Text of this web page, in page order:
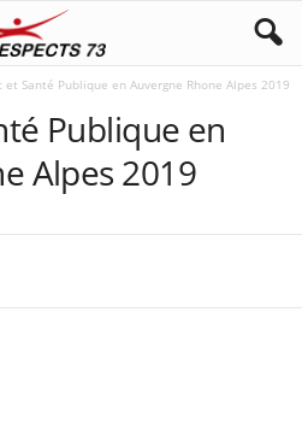
et Santé Publique en Auvergne Rhone Alpes 2019
Publique en
Alpes 2019